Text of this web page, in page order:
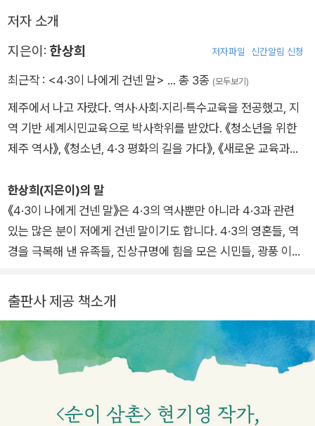
의 설치 사진. 모두 4·3을 ‘알고, 기억하고, 나눈다’를 예술로 승화
넓어지는 신선한 자극이 될 것이요, 삶터에서는 감사와 넘나듦이
많습니다. 제주 인구의 10분의 1이 희생된 참혹상은 가늠하기도
어렵습니다. 저자는 교육자답게 4·3이라는 복잡한 사건을 정확
큰 미덕은 어려운 내용을 쉽게 설명해 준다는 점입니다. 청소년뿐
만 아니라 학교 선생님과 어른들이 함께 필독하시기를 권합니다.
저자 소개
지은이: 한상희 저자파일 신간알림 신청
최근작 : <4·3이 나에게 건넨 말> … 총 3종 (모두보기)
제주에서 나고 자랐다. 역사·사회·지리·특수교육을 전공했고, 지
역 기반 세계시민교육으로 박사학위를 받았다. 《청소년을 위한
제주 역사》, 《청소년, 4·3 평화의 길을 가다》, 《새로운 교육과정
의 이해》, <4·3 피해자 회복탄력성 연구>를 공동으로 연구·집필
하였다. 1996년부터 2015년까지 역사·사회 교사로, 2016년부
터 2022년 8월까지 교육청 전문직으로 일했다. 현재는 중학교
교감으로 재직하면서 회복적 학교문화 만들기에 힘쓰고 있다. 2
다’라는 주제 발표를 함으로써 4·3을 전 세계 사람들에게 전하기
도 했다. 각 시·도 교육청 교사 연수 때 4·3 강의와 유적지 답사 안
내를 맡아 평화·인권·통일·정의의 가치에 관해 소통하고 있다. 현
기영 작가와 함께 전국을 순회하는 토크콘서트를 지속해 가면서,
우리가 4·3을 통해 무엇을 배우고 어떤 교훈을 얻어야 할지에 관
교, 김종민 4·3위원회 위원과 함께 ‘왜 우리는 4.3을 말하는가’라
한상희(지은이)의 말
《4·3이 나에게 건넨 말》은 4·3의 역사뿐만 아니라 4·3과 관련
있는 많은 분이 저에게 건넨 말이기도 합니다. 4·3의 영혼들, 역
경을 극복해 낸 유족들, 진상규명에 힘을 모은 시민들, 광풍 이후
이 책에 담겨 있습니다.
출판사 제공 책소개